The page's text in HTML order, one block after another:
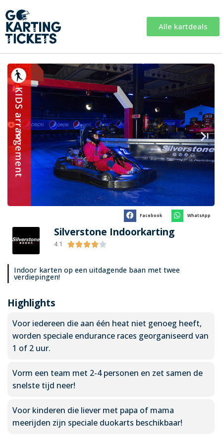
Alle kartdeals
Facebook WhatsApp
Silverstone Indoorkarting
4.1 
Indoor karten op een uitdagende baan met twee
verdiepingen!
Highlights
Voor iedereen die aan één heat niet genoeg heeft,
worden speciale endurance races georganiseerd van
1 of 2 uur.
Vorm een team met 2-4 personen en zet samen de
snelste tijd neer!
Voor kinderen die liever met papa of mama
meerijden zijn speciale duokarts beschikbaar!